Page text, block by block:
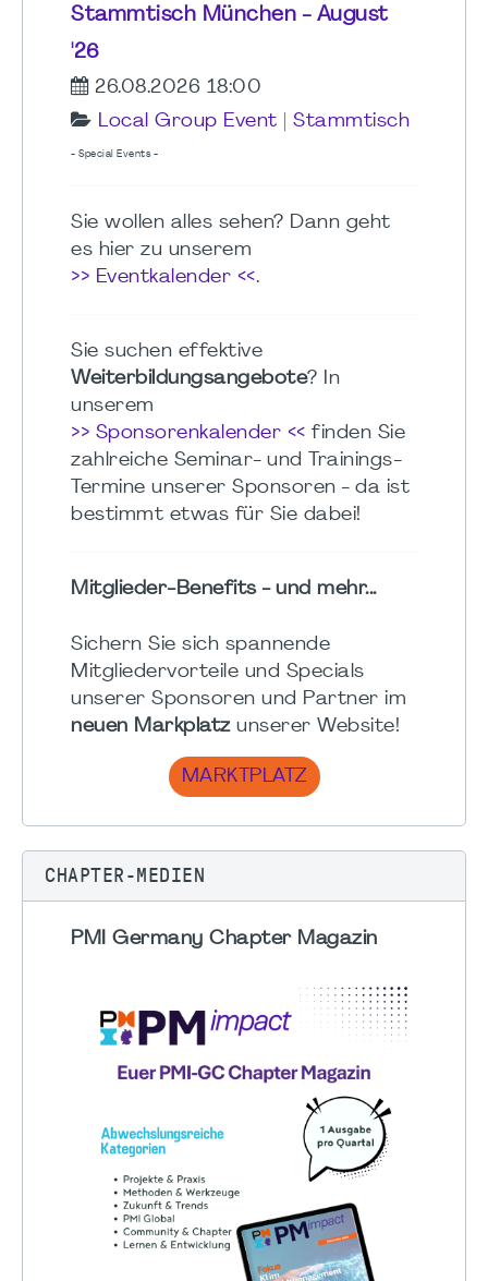
Stammtisch München - August
'26
26.08.2026 18:00
Local Group Event
Stammtisch
- Special Events -
Sie wollen alles sehen? Dann geht
es hier zu unserem
>> Eventkalender <<.
Sie suchen effektive
Weiterbildungsangebote? In
unserem
>> Sponsorenkalender << finden Sie
zahlreiche Seminar- und Trainings-
Termine unserer Sponsoren - da ist
bestimmt etwas für Sie dabei!
Mitglieder-Benefits - und mehr...
Sichern Sie sich spannende
Mitgliedervorteile und Specials
unserer Sponsoren und Partner im
neuen Markplatzunserer Website!
MARKTPLATZ
CHAPTER-MEDIEN
PMI Germany Chapter Magazin